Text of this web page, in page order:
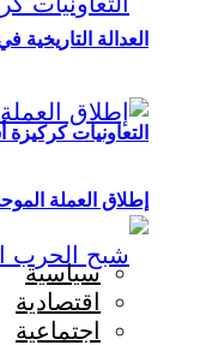
التعاونيات
العدالة
إطلاق العملة الموحدة “إيكو” في 2027..
سياسية
اقتصادية
اجتماعية